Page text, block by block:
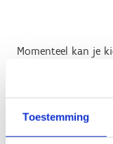
Toestemming
Momenteel kan je
Geen fiches